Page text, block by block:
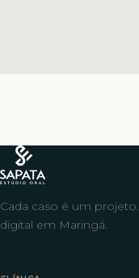
Cada caso é um
digital em Maringá.